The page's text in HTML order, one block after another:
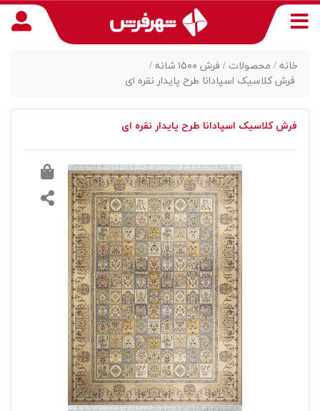
خانه / محصولات / فرش ۱۵۰۰ شانه /
فرش کلاسیک اسپادانا طرح پایدار نقره ای
فرش کلاسیک اسپادانا طرح پایدار نقره ای